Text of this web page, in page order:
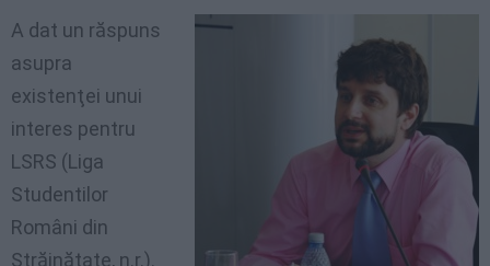
A dat un răspuns
asupra
existenţei unui
interes pentru
LSRS (Liga
Studentilor
Români din
Străinătate, n.r.).